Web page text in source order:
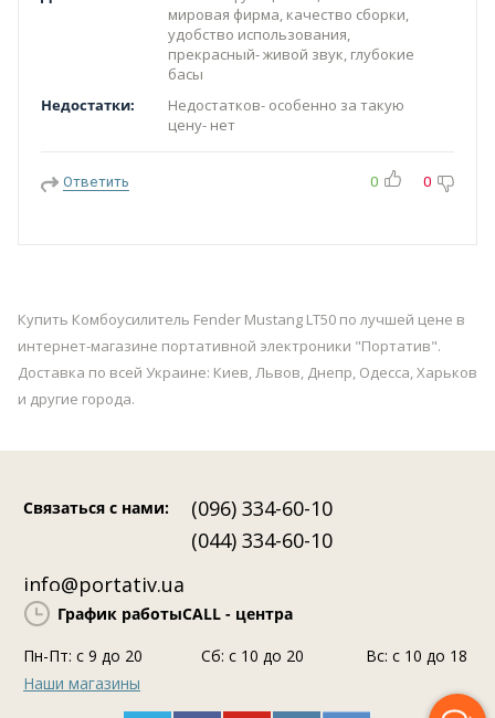
мировая фирма, качество сборки,
удобство использования,
прекрасный- живой звук, глубокие
басы
Недостатки:
Недостатков- особенно за такую
цену- нет
Ответить 0 0
Купить Комбоусилитель Fender Mustang LT50 по лучшей цене в
интернет-магазине портативной электроники "Портатив".
Доставка по всей Украине: Киев, Львов, Днепр, Одесса, Харьков
и другие города.
Связаться с нами:
(096) 334-60-10
(044) 334-60-10
info@portativ.ua
График работыCALL - центра
Пн-Пт: c 9 до 20
Сб: с 10 до 20
Вс: с 10 до 18
Наши магазины